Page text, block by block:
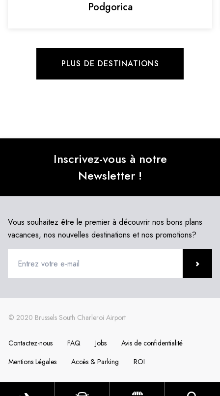
Podgorica
PLUS DE DESTINATIONS
Inscrivez-vous à notre
Newsletter !
Vous souhaitez être le premier à découvrir nos bons plans
vacances, nos nouvelles destinations et nos promotions?
Contactez-nous FAQ Jobs
Avis de confidentialité
Mentions Légales
Accès & Parking ROI